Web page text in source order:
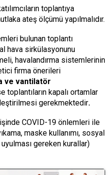
toplantıya
ateş ölçümü yapılmalıdır.
bulunan toplantı
hava sirkülasyonunu
havalandırma sistemlerinin
firma önerileri
ve vantilatör
toplantıların kapalı ortamlar
gerekmektedir.
COVID-19 önlemleri ile
maske kullanımı, sosyal
gereken kurallar)